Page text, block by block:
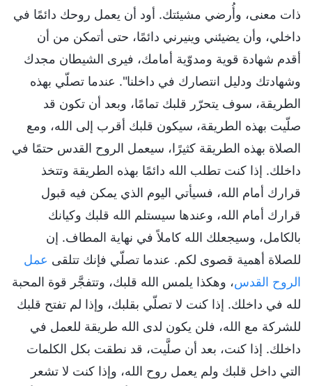
ذات معنى، وأُرضي مشيئتك. أود أن يعمل روحك دائمًا في
داخلي، وأن يضيئني وينيرني دائمًا، حتى أتمكن من أن
أقدم شهادة قوية ومدوّية أمامك، فيرى الشيطان مجدك
وشهادتك ودليل انتصارك في داخلنا". عندما تصلّي بهذه
الطريقة، سوف يتحرّر قلبك تمامًا، وبعد أن تكون قد
صلّيت بهذه الطريقة، سيكون قلبك أقرب إلى الله، ومع
الصلاة بهذه الطريقة كثيرًا، سيعمل الروح القدس حتمًا في
داخلك. إذا كنت تطلب الله دائمًا بهذه الطريقة وتتخذ
قرارك أمام الله، فسيأتي اليوم الذي يمكن فيه قبول
قرارك أمام الله، وعندها سيستلم الله قلبك وكيانك
بالكامل، وسيجعلك الله كاملاً في نهاية المطاف. إن
للصلاة أهمية قصوى لكم. عندما تصلّي فإنك تتلقى عمل
الروح القدس، وهكذا يلمس الله قلبك، وتتفجَّر قوة المحبة
لله في داخلك. إذا كنت لا تصلّي بقلبك، وإذا لم تفتح قلبك
للشركة مع الله، فلن يكون لدى الله طريقة للعمل في
داخلك. إذا كنت، بعد أن صلَّيت، قد نطقت بكل الكلمات
التي داخل قلبك ولم يعمل روح الله، وإذا كنت لا تشعر